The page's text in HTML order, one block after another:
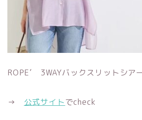
ROPE’ 3WAYバックスリットシア
→ 公式サイトでcheck